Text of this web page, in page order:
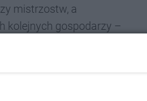
mistrzostw, a
kolejnych gospodarzy –